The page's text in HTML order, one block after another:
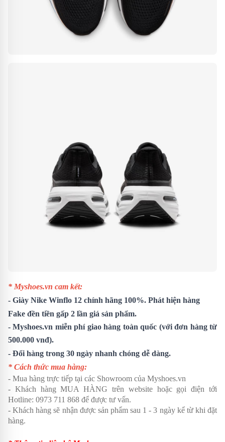
* Myshoes.vn cam kết:
- Giày Nike Winflo 12 chính hãng 100%. Phát hiện hàng
Fake đền tiền gấp 2 lần giá sản phẩm.
- Myshoes.vn miễn phí giao hàng toàn quốc (với đơn hàng từ
500.000 vnđ).
- Đổi hàng trong 30 ngày nhanh chóng dễ dàng.
* Cách thức mua hàng:
- Mua hàng trực tiếp tại các Showroom của Myshoes.vn
- Khách hàng MUA HÀNG trên website hoặc gọi điện tới
Hotline: 0973 711 868 để được tư vấn.
- Khách hàng sẽ nhận được sản phẩm sau 1 - 3 ngày kể từ khi đặt
hàng.